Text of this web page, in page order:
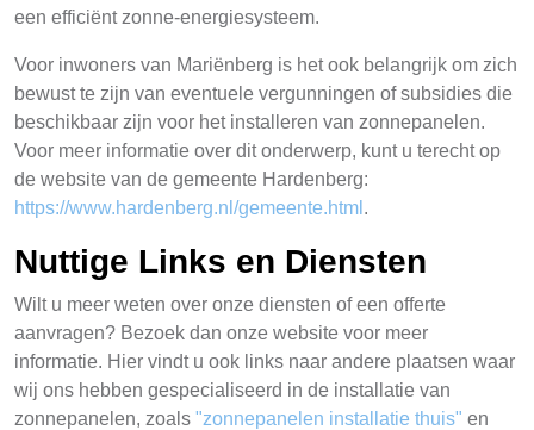
een efficiënt zonne-energiesysteem.
Voor inwoners van Mariënberg is het ook belangrijk om zich
bewust te zijn van eventuele vergunningen of subsidies die
beschikbaar zijn voor het installeren van zonnepanelen.
Voor meer informatie over dit onderwerp, kunt u terecht op
de website van de gemeente Hardenberg:
https://www.hardenberg.nl/gemeente.html .
Nuttige Links en Diensten
Wilt u meer weten over onze diensten of een offerte
aanvragen? Bezoek dan onze website voor meer
informatie. Hier vindt u ook links naar andere plaatsen waar
wij ons hebben gespecialiseerd in de installatie van
zonnepanelen, zoals "zonnepanelen installatie thuis" en